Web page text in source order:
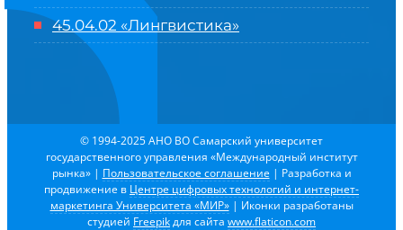
45.04.02 «Лингвистика»
© 1994-2025 АНО ВО Самарский университет
государственного управления «Международный институт
рынка» | Пользовательское соглашение | Разработка и
продвижение в Центре цифровых технологий и интернет-
маркетинга Университета «МИР»| Иконки разработаны
студией Freepikдля сайта www.flaticon.com